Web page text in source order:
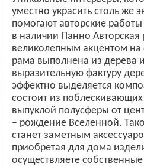
уместно украсить столь
помогают авторские
в наличии Панно
великолепным акцентом на
рама выполнена из дерева
выразительную фактуру
эффектно выделяется
состоит из
выпуклой полусферы от
– рождение Вселенной.
станет заметным
приобретая для дома
осуществляете